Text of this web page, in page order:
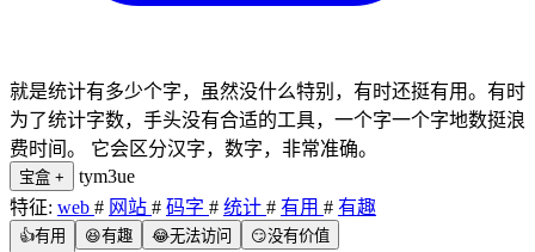
就是统计有多少个字，虽然没什么特别，有时还挺有用。有时
为了统计字数，手头没有合适的工具，一个字一个字地数挺浪
费时间。 它会区分汉字，数字，非常准确。
宝盒 +
tym3ue
特征: web # 网站 # 码字 # 统计 # 有用 # 有趣
👍有用 😆有趣 😂无法访问 😏没有价值